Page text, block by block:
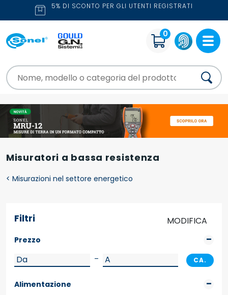
5% DI SCONTO PER GLI UTENTI REGISTRATI
0
Misuratori a bassa resistenza
< Misurazioni nel settore energetico
Filtri MODIFICA
Prezzo
–
CA.
Alimentazione